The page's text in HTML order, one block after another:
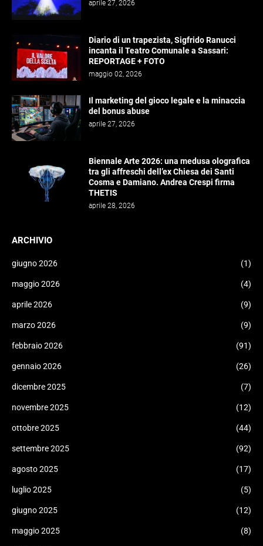
aprile 27, 2026
Diario di un trapezista, Sigfrido Ranucci
incanta il Teatro Comunale a Sassari:
REPORTAGE + FOTO
maggio 02, 2026
Il marketing del gioco legale e la minaccia
del bonus abuse
aprile 27, 2026
Biennale Arte 2026: una medusa olografica
tra gli affreschi dell’ex Chiesa dei Santi
Cosma e Damiano. Andrea Crespi firma
THETIS
aprile 28, 2026
ARCHIVIO
giugno 2026 (1)
maggio 2026 (4)
aprile 2026 (9)
marzo 2026 (9)
febbraio 2026 (91)
gennaio 2026 (26)
dicembre 2025 (7)
novembre 2025 (12)
ottobre 2025 (44)
settembre 2025 (92)
agosto 2025 (17)
luglio 2025 (5)
giugno 2025 (12)
maggio 2025 (8)